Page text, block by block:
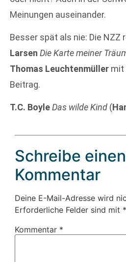
Meinungen auseinander.
Besser spät als nie: Die NZZ
Larsen Die Karte meiner
Thomas Leuchtenmüller mit
Beitrag.
T.C. BoyleDas wilde Kind (
Schreibe einen
Kommentar
Deine E-Mail-Adresse wird
Erforderliche Felder sind mit *
Kommentar *